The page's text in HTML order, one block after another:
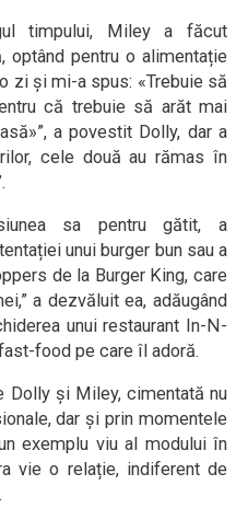
timpului, Miley a făcut
pentru o alimentație
zi și mi-a spus: «Trebuie să
că trebuie să arăt mai
a povestit Dolly, dar a
cele două au rămas în
sa pentru gătit, a
unui burger bun sau a
de la Burger King, care
a dezvăluit ea, adăugând
unui restaurant In-N-
food pe care îl adoră.
Dolly și Miley, cimentată nu
dar și prin momentele
exemplu viu al modului în
vie o relație, indiferent de